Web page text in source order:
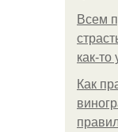
Всем
как-то
Как